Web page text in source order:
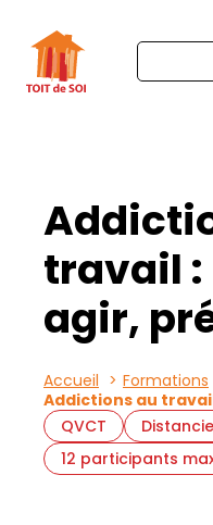
travail
agir,
Accueil
Formations
Addictions au
QVCT
12 participants